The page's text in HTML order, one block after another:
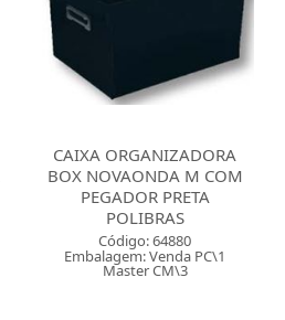
CAIXA ORGANIZADORA
BOX NOVAONDA M COM
PEGADOR PRETA
POLIBRAS
Código: 64880
Embalagem: Venda PC\1
Master CM\3